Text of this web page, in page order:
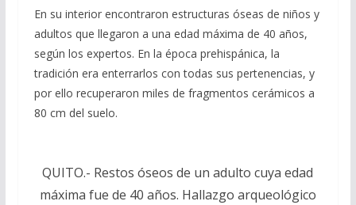
En su interior encontraron estructuras óseas de niños y
adultos que llegaron a una edad máxima de 40 años,
según los expertos. En la época prehispánica, la
tradición era enterrarlos con todas sus pertenencias, y
por ello recuperaron miles de fragmentos cerámicos a
80 cm del suelo.
QUITO.- Restos óseos de un adulto cuya edad
máxima fue de 40 años. Hallazgo arqueológico